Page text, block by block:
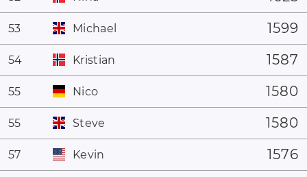
53 Michael 1599
54 Kristian 1587
55 Nico 1580
55 Steve 1580
57 Kevin 1576